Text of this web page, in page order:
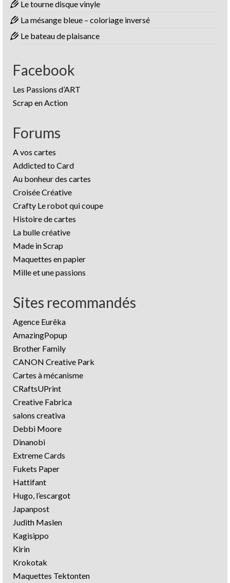
Le tourne disque vinyle
La mésange bleue – coloriage inversé
Le bateau de plaisance
Facebook
Les Passions d’ART
Scrap en Action
Forums
A vos cartes
Addicted to Card
Au bonheur des cartes
Croisée Créative
Crafty Le robot qui coupe
Histoire de cartes
La bulle créative
Made in Scrap
Maquettes en papier
Mille et une passions
Sites recommandés
Agence Eurêka
AmazingPopup
Brother Family
CANON Creative Park
Cartes à mécanisme
CRaftsUPrint
Creative Fabrica
salons creativa
Debbi Moore
Dinanobi
Extreme Cards
Fukets Paper
Hattifant
Hugo, l’escargot
Japanpost
Judith Maslen
Kagisippo
Kirin
Krokotak
Maquettes Tektonten